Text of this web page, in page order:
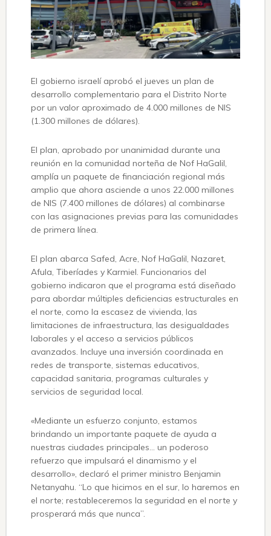
El gobierno israelí aprobó el jueves un plan de
desarrollo complementario para el Distrito Norte
por un valor aproximado de 4.000 millones de NIS
(1.300 millones de dólares).
El plan, aprobado por unanimidad durante una
reunión en la comunidad norteña de Nof HaGalil,
amplía un paquete de financiación regional más
amplio que ahora asciende a unos 22.000 millones
de NIS (7.400 millones de dólares) al combinarse
con las asignaciones previas para las comunidades
de primera línea.
El plan abarca Safed, Acre, Nof HaGalil, Nazaret,
Afula, Tiberíades y Karmiel. Funcionarios del
gobierno indicaron que el programa está diseñado
para abordar múltiples deficiencias estructurales en
el norte, como la escasez de vivienda, las
limitaciones de infraestructura, las desigualdades
laborales y el acceso a servicios públicos
avanzados. Incluye una inversión coordinada en
redes de transporte, sistemas educativos,
capacidad sanitaria, programas culturales y
servicios de seguridad local.
«Mediante un esfuerzo conjunto, estamos
brindando un importante paquete de ayuda a
nuestras ciudades principales… un poderoso
refuerzo que impulsará el dinamismo y el
desarrollo», declaró el primer ministro Benjamin
Netanyahu. “Lo que hicimos en el sur, lo haremos en
el norte; restableceremos la seguridad en el norte y
prosperará más que nunca”.